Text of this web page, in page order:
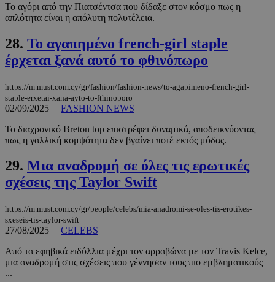
Το αγόρι από την Πιατσέντσα που δίδαξε στον κόσμο πως η
απλότητα είναι η απόλυτη πολυτέλεια.
28. To αγαπημένο french-girl staple
έρχεται ξανά αυτό το φθινόπωρο
https://m.must.com.cy/gr/fashion/fashion-news/to-agapimeno-french-girl-
staple-erxetai-xana-ayto-to-fthinoporo
02/09/2025 | FASHION NEWS
Το διαχρονικό Breton top επιστρέφει δυναμικά, αποδεικνύοντας
πως η γαλλική κομψότητα δεν βγαίνει ποτέ εκτός μόδας.
29. Μια αναδρομή σε όλες τις ερωτικές
σχέσεις της Taylor Swift
https://m.must.com.cy/gr/people/celebs/mia-anadromi-se-oles-tis-erotikes-
sxeseis-tis-taylor-swift
27/08/2025 | CELEBS
Από τα εφηβικά ειδύλλια μέχρι τον αρραβώνα με τον Travis Kelce,
μια αναδρομή στις σχέσεις που γέννησαν τους πιο εμβληματικούς
...
PHPSESSID
PHP.net
m.must.com.cy